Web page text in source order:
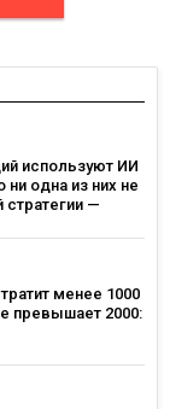
используют ИИ
ни одна из них не
—
менее 1000
превышает 2000: